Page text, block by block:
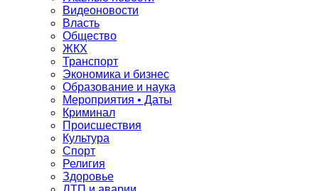
Видеоновости
Власть
Общество
ЖКХ
Транспорт
Экономика и бизнес
Образование и наука
Мероприятия • Даты
Криминал
Происшествия
Культура
Спорт
Религия
Здоровье